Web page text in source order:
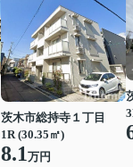
茨木市総持寺１丁目
1R (30.35㎡)
8.1万円